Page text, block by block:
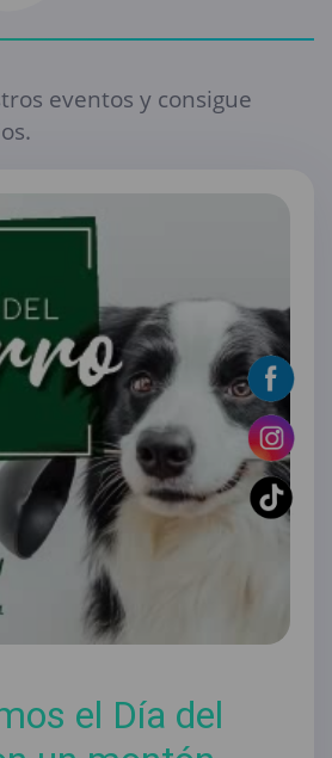
eventos y consigue
el Día del